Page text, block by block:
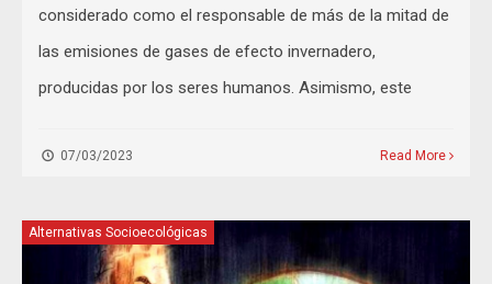
considerado como el responsable de más de la mitad de
las emisiones de gases de efecto invernadero,
producidas por los seres humanos. Asimismo, este
07/03/2023 Read More
Alternativas Socioecológicas